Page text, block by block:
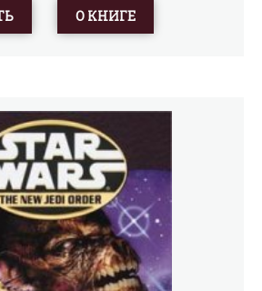
О КНИГЕ